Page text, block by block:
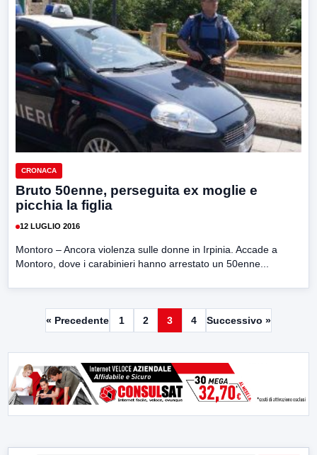
CRONACA
Bruto 50enne, perseguita ex moglie e
picchia la figlia
12 LUGLIO 2016
Montoro – Ancora violenza sulle donne in Irpinia. Accade a
Montoro, dove i carabinieri hanno arrestato un 50enne...
« Precedente 1 2 3 4 Successivo »